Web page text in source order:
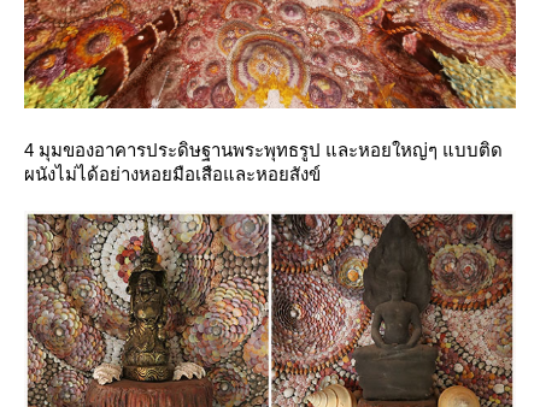
4 มุมของอาคารประดิษฐานพระพุทธรูป และหอยใหญ่ๆ แบบติด
ผนังไม่ได้อย่างหอยมือเสือและหอยสังข์